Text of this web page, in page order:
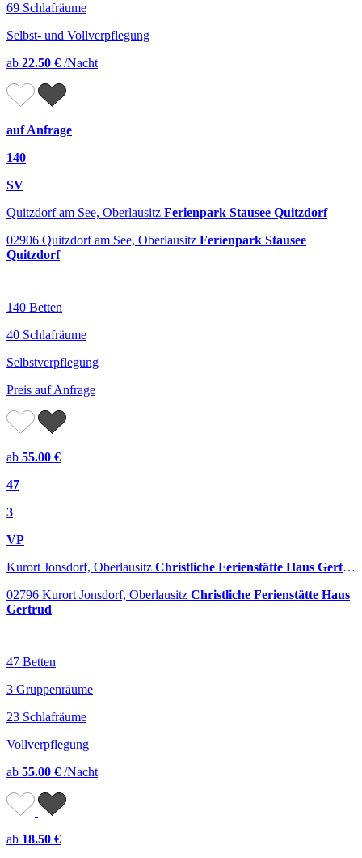
69 Schlafräume
Selbst- und Vollverpflegung
ab 22.50 € /Nacht
auf Anfrage
140
SV
Quitzdorf am See, Oberlausitz Ferienpark Stausee Quitzdorf
02906 Quitzdorf am See, Oberlausitz Ferienpark Stausee
Quitzdorf
140 Betten
40 Schlafräume
Selbstverpflegung
Preis auf Anfrage
ab 55.00 €
47
3
VP
Kurort Jonsdorf, Oberlausitz Christliche Ferienstätte Haus Gertrud
02796 Kurort Jonsdorf, Oberlausitz Christliche Ferienstätte Haus
Gertrud
47 Betten
3 Gruppenräume
23 Schlafräume
Vollverpflegung
ab 55.00 € /Nacht
ab 18.50 €